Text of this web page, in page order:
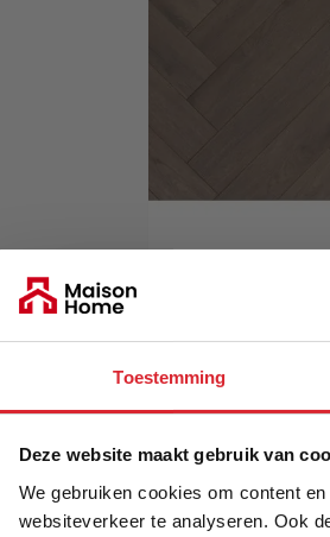
Toestemming
Deze website maakt gebruik van
We gebruiken cookies om content
websiteverkeer te analyseren. Ook
€ 37,95
In Winkelwagen